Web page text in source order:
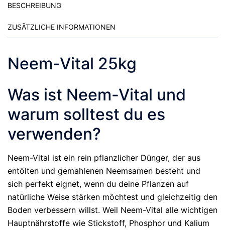
BESCHREIBUNG
ZUSÄTZLICHE INFORMATIONEN
Neem-Vital 25kg
Was ist Neem-Vital und
warum solltest du es
verwenden?
Neem-Vital ist ein rein pflanzlicher Dünger, der aus
entölten und gemahlenen Neemsamen besteht und
sich perfekt eignet, wenn du deine Pflanzen auf
natürliche Weise stärken möchtest und gleichzeitig den
Boden verbessern willst. Weil Neem-Vital alle wichtigen
Hauptnährstoffe wie Stickstoff, Phosphor und Kalium